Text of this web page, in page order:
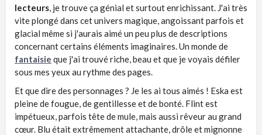
lecteurs , je trouve ça génial et surtout enrichissant. J'ai très
vite plongé dans cet univers magique, angoissant parfois et
glacial même si j'aurais aimé un peu plus de descriptions
concernant certains éléments imaginaires. Un monde de
fantaisie que j'ai trouvé riche, beau et que je voyais défiler
sous mes yeux au rythme des pages.
Et que dire des personnages ? Je les ai tous aimés ! Eska est
pleine de fougue, de gentillesse et de bonté. Flint est
impétueux, parfois tête de mule, mais aussi rêveur au grand
cœur. Blu était extrêmement attachante, drôle et mignonne